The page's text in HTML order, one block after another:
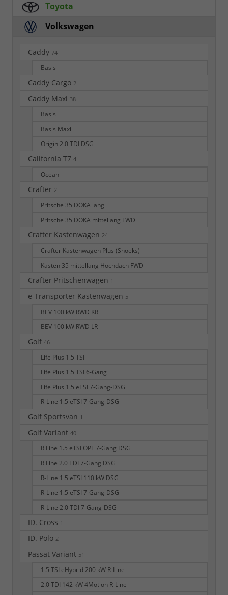
Toyota
Volkswagen
Caddy 74
Basis
Caddy Cargo 2
Caddy Maxi 38
Basis
Basis Maxi
Origin 2.0 TDI DSG
California T7 4
Ocean
Crafter 2
Pritsche 35 DOKA lang
Pritsche 35 DOKA mittellang FWD
Crafter Kastenwagen 24
Crafter Kastenwagen Plus (Snoeks)
Kasten 35 mittellang Hochdach FWD
Crafter Pritschenwagen 1
e-Transporter Kastenwagen 5
BEV 100 kW RWD KR
BEV 100 kW RWD LR
Golf 46
Life Plus 1.5 TSI
Life Plus 1.5 TSI 6-Gang
Life Plus 1.5 eTSI 7-Gang-DSG
R-Line 1.5 eTSI 7-Gang-DSG
Golf Sportsvan 1
Golf Variant 40
R Line 1.5 eTSI OPF 7-Gang DSG
R Line 2.0 TDI 7-Gang DSG
R-Line 1.5 eTSI 110 kW DSG
R-Line 1.5 eTSI 7-Gang-DSG
R-Line 2.0 TDI 7-Gang-DSG
ID. Cross 1
ID. Polo 2
Passat Variant 51
1.5 TSI eHybrid 200 kW R-Line
2.0 TDI 142 kW 4Motion R-Line